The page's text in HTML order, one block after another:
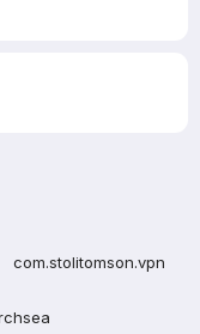
com.stolitomson.vpn